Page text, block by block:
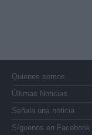
Quienes somos
Últimas Noticias
Señala una noticia
Síguenos en Facebook